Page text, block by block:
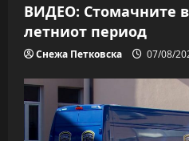
ВИДЕО: Стомачните
летниот период
Снежа Петковска 07/08/